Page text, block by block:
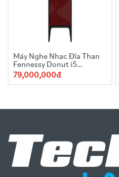
Máy Nghe Nhạc Đĩa Than
Fennessy Donut i5
Quicksand 2025 Red
79,000,000đ